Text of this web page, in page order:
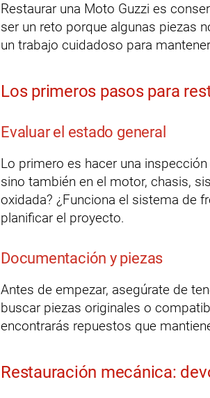
Restaurar una Moto Guzzi es
ser un reto porque algunas piezas
un trabajo cuidadoso para
Los primeros pasos para
Evaluar el estado general
Lo primero es hacer una
sino también en el motor, chasis,
oxidada? ¿Funciona el sistema de
planificar el proyecto.
Documentación y piezas
Antes de empezar, asegúrate de
buscar piezas originales o
encontrarás repuestos que
Restauración mecánica: